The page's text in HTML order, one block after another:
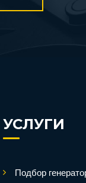
УСЛУГИ
Подбор